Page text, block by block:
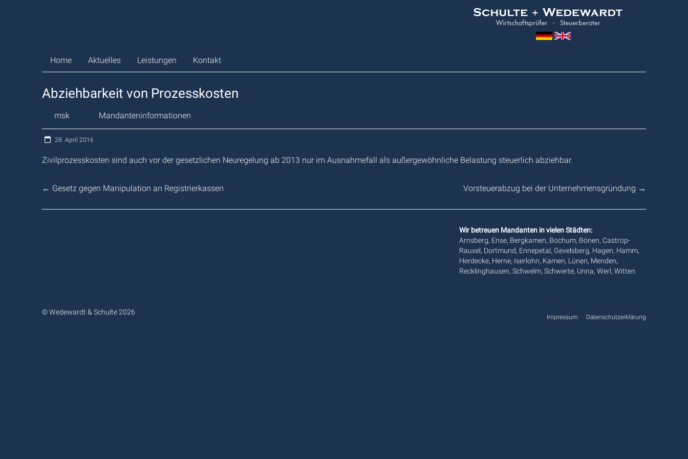
Home Aktuelles Leistungen Kontakt
Abziehbarkeit von Prozesskosten
msk Mandanteninformationen
28. April 2016
Zivilprozesskosten sind auch vor der gesetzlichen Neuregelung ab 2013 nur im Ausnahmefall als außergewöhnliche Belastung steuerlich abziehbar.
← Gesetz gegen Manipulation an Registrierkassen Vorsteuerabzug bei der Unternehmensgründung →
Wir betreuen Mandanten in vielen Städten:
Arnsberg, Ense, Bergkamen, Bochum, Bönen, Castrop-
Rauxel, Dortmund, Ennepetal, Gevelsberg, Hagen, Hamm,
Herdecke, Herne, Iserlohn, Kamen, Lünen, Menden,
Recklinghausen, Schwelm, Schwerte, Unna, Werl, Witten
© Wedewardt & Schulte 2026
Impressum Datenschutzerklärung